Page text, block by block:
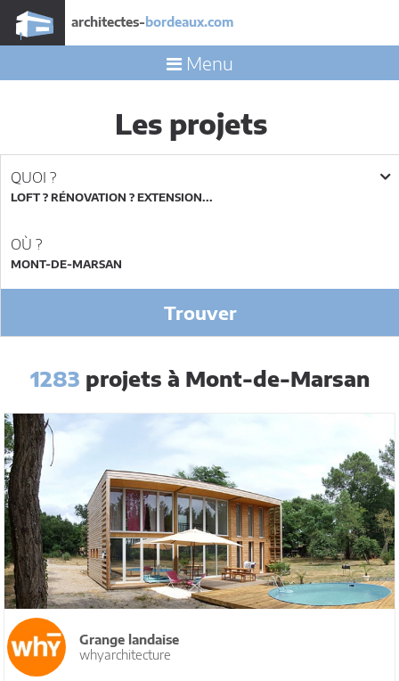
architectes- bordeaux.com
Menu
Les projets
QUOI ?
LOFT ? RÉNOVATION ? EXTENSION...
OÙ ?
Trouver
1283 projets à Mont-de-Marsan
Grange landaise
whyarchitecture